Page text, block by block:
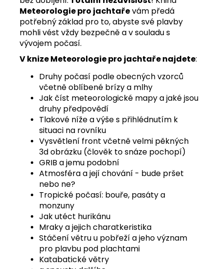
Meteorologie pro jachtařevám předá
potřebný základ pro to, abyste své plavby
mohli vést vždy bezpečně a v souladu s
vývojem počasí.
V knize Meteorologie pro jachtaře najdete:
Druhy počasí podle obecných vzorců
včetně oblíbené brízy a mlhy
Jak číst meteorologické mapy a jaké jsou
druhy předpovědí
Tlakové níže a výše s přihlédnutím k
situaci na rovníku
Vysvětlení front včetně velmi pěkných
3d obrázku (člověk to snáze pochopí)
GRIB a jemu podobní
Atmosféra a její chování - bude pršet
nebo ne?
Tropické počasí: bouře, pasáty a
monzuny
Jak utéct hurikánu
Mraky a jejich charatkeristika
Stáčení větru u pobřeží a jeho význam
pro plavbu pod plachtami
Katabatické větry